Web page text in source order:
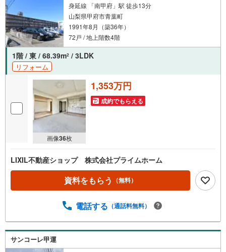
身延線 「南甲府」駅 徒歩13分
山梨県甲府市青葉町
1991年8月（築36年）
72戸 / 地上階数4階
1階 / 東 / 68.39m2 / 3LDK
リフォーム
画像36枚
1,353万円
成約でもらえる
LIXIL不動産ショップ 株式会社プライムホーム
資料をもらう （無料）
電話する （通話料無料）
サンコーレ甲運